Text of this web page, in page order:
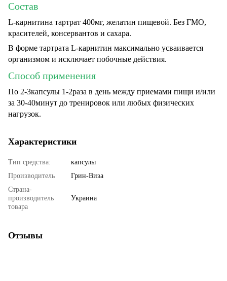
Состав
L-карнитина тартрат 400мг, желатин пищевой. Без ГМО,
красителей, консервантов и сахара.
В форме тартрата L-карнитин максимально усваивается
организмом и исключает побочные действия.
Способ применения
По 2-3капсулы 1-2раза в день между приемами пищи и/или
за 30-40минут до тренировок или любых физических
нагрузок.
Характеристики
Тип средства:
капсулы
Производитель
Грин-Виза
Страна-
производитель
товара
Украина
Отзывы